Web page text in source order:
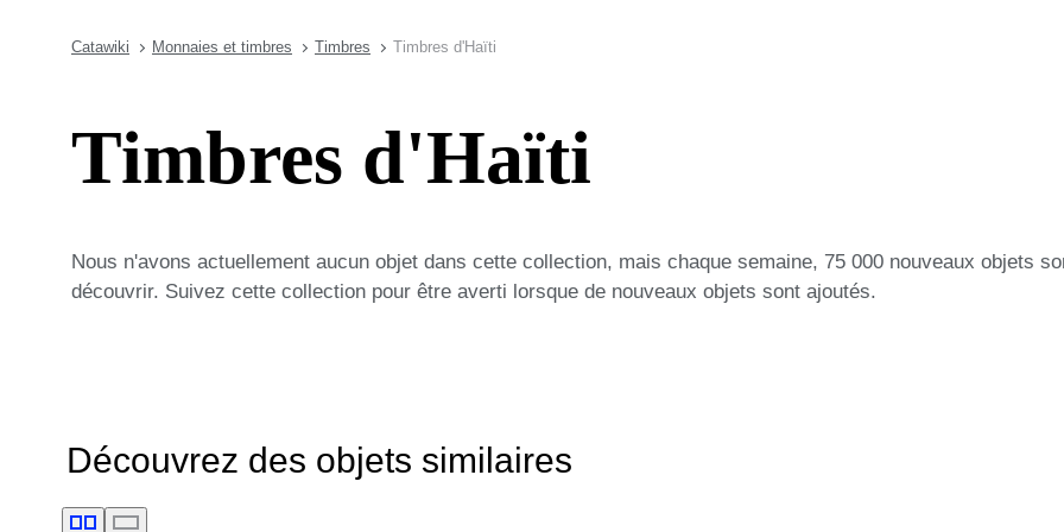
Catawiki Monnaies et timbres Timbres Timbres d'Haïti
Timbres d'Haïti
Nous n'avons actuellement aucun objet dans cette collection, mais chaque semaine, 75 000 nouveaux objets
découvrir. Suivez cette collection pour être averti lorsque de nouveaux objets sont ajoutés.
Découvrez des objets similaires